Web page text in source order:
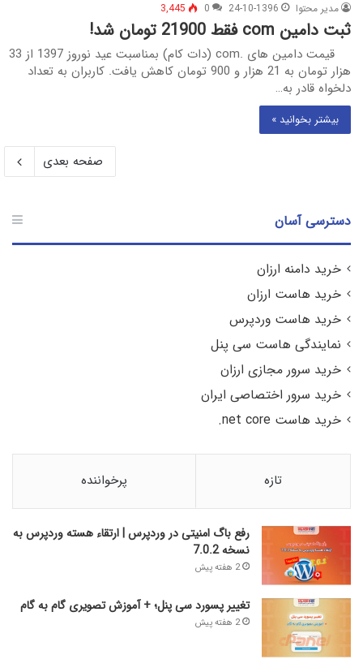
مدیر محتوا 24-10-1396
0
3,445
ثبت دامین com فقط 21900 تومان شد!
قیمت دامین های .com (دات کام) بمناسبت عید نوروز 1397 از 33
هزار تومان به 21 هزار و 900 تومان کاهش یافت. کاربران به تعداد
دلخواه قادر به…
بیشتر بخوانید »
صفحه بعدی
دسترسی آسان
خرید دامنه ارزان
خرید هاست ارزان
خرید هاست وردپرس
نمایندگی هاست سی پنل
خرید سرور مجازی ارزان
خرید سرور اختصاصی ایران
خرید هاست net core.
تازه پرخواننده
رفع باگ امنیتی در وردپرس | ارتقاء هسته وردپرس به
نسخه 7.0.2
2 هفته پیش
تغییر پسورد سی پنل؛ + آموزش تصویری گام به گام
2 هفته پیش